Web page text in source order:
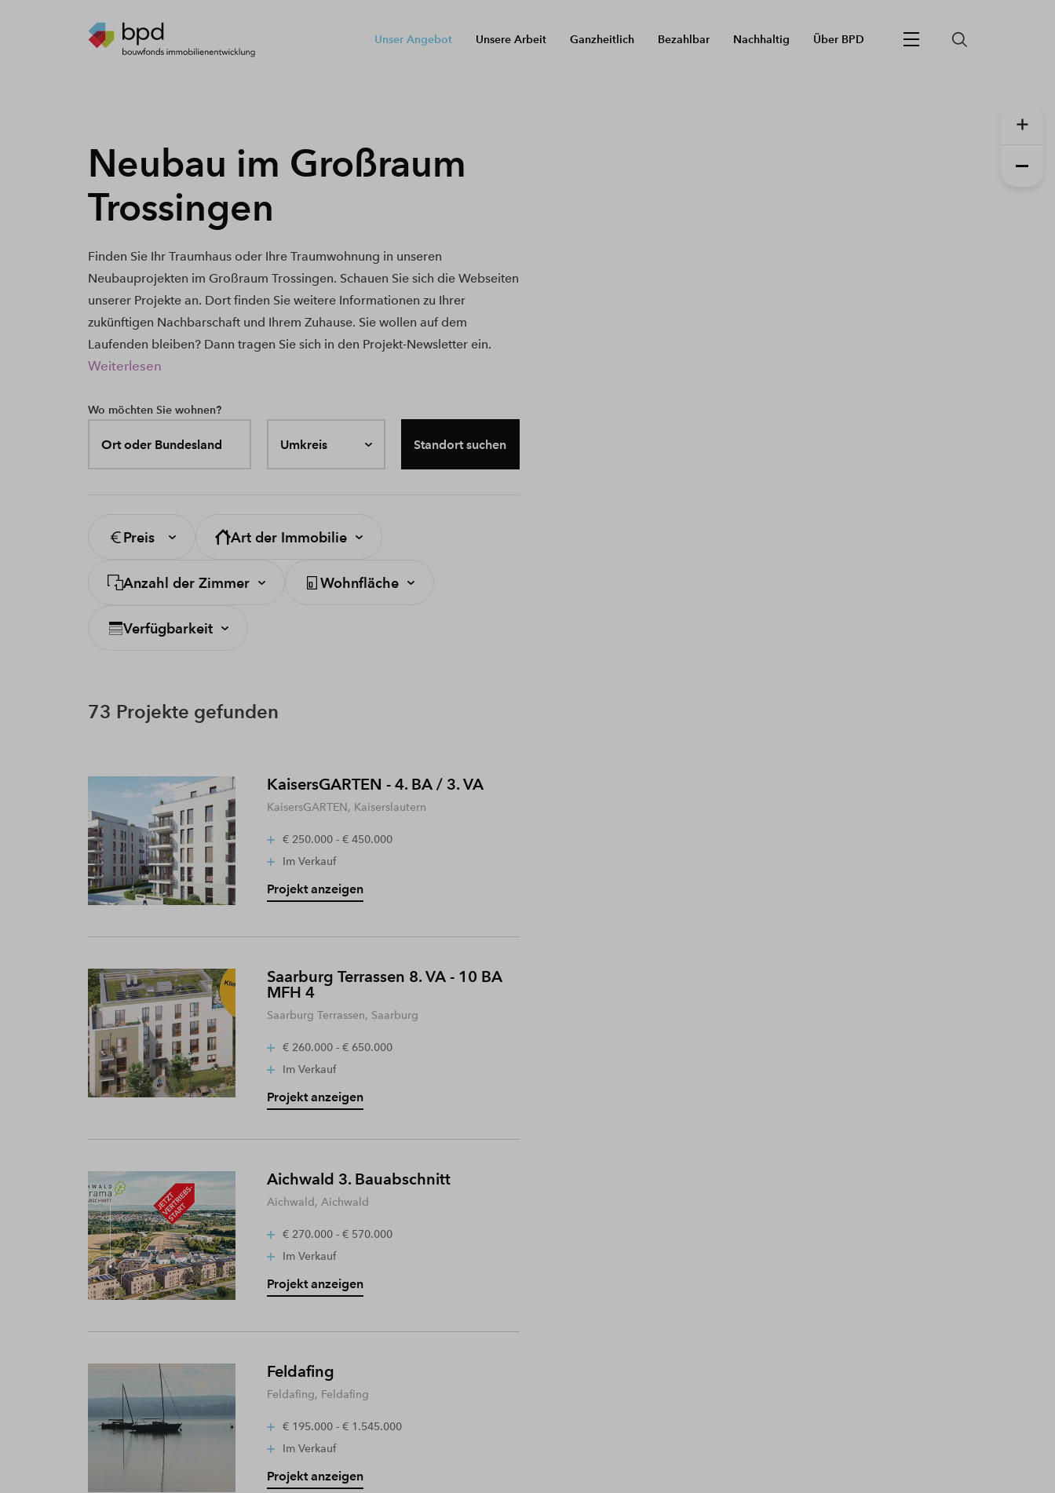
Unser Angebot Unsere Arbeit Ganzheitlich Bezahlbar Nachhaltig Über BPD
Neubau im Großraum
Trossingen
Finden Sie Ihr Traumhaus oder Ihre Traumwohnung in unseren
Neubauprojekten im Großraum Trossingen. Schauen Sie sich die Webseiten
unserer Projekte an. Dort finden Sie weitere Informationen zu Ihrer
zukünftigen Nachbarschaft und Ihrem Zuhause. Sie wollen auf dem
Laufenden bleiben? Dann tragen Sie sich in den Projekt-Newsletter ein.
Weiterlesen
Wo möchten Sie wohnen?
Ort oder Bundesland Umkreis Standort suchen
Preis Art der Immobilie
Anzahl der Zimmer Wohnfläche
Verfügbarkeit
73 Projekte gefunden
KaisersGARTEN - 4. BA / 3. VA
KaisersGARTEN, Kaiserslautern
€ 250.000 - € 450.000
Im Verkauf
Projekt anzeigen
Saarburg Terrassen 8. VA - 10 BA
MFH 4
Saarburg Terrassen, Saarburg
€ 260.000 - € 650.000
Im Verkauf
Projekt anzeigen
Aichwald 3. Bauabschnitt
Aichwald, Aichwald
€ 270.000 - € 570.000
Im Verkauf
Projekt anzeigen
Feldafing
Feldafing, Feldafing
€ 195.000 - € 1.545.000
Im Verkauf
Projekt anzeigen